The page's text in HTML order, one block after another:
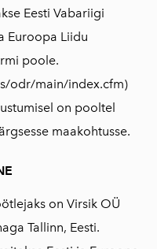
Eesti Vabariigi
Euroopa Liidu
poole.
odr/main/index.cfm)
on pooltel
maakohtusse.
on Virsik OÜ
Tallinn, Eesti.